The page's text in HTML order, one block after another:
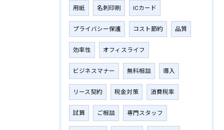
用紙 名刺印刷 ICカード
プライバシー保護 コスト節約 品質
効率性 オフィスライフ
ビジネスマナー 無料相談 導入
リース契約 税金対策 消費税率
試算 ご相談 専門スタッフ